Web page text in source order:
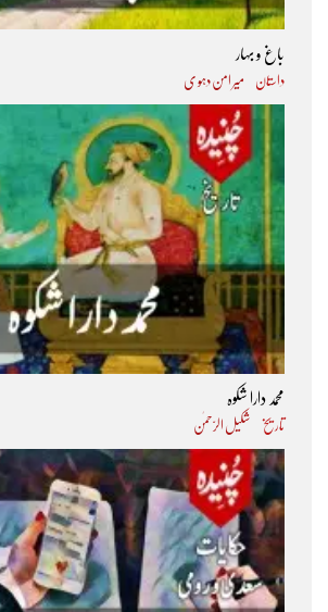
باغ و بہار
داستان میر امن دہو ی
محمد دارا شکوہ
تاریخ شکیل الرّحمٰن